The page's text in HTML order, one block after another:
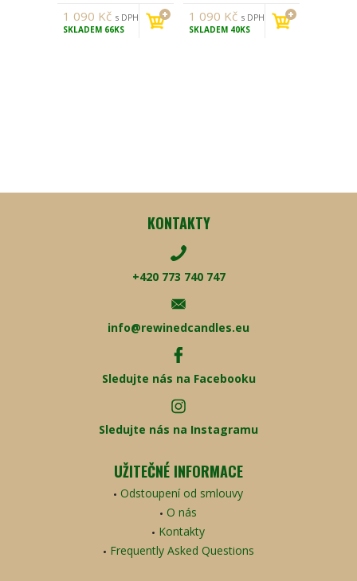
1 090 Kč s DPH
SKLADEM 66KS
1 090 Kč s DPH
SKLADEM 40KS
KONTAKTY
+420 773 740 747
info@rewinedcandles.eu
Sledujte nás na Facebooku
Sledujte nás na Instagramu
UŽITEČNÉ INFORMACE
Odstoupení od smlouvy
O nás
Kontakty
Frequently Asked Questions